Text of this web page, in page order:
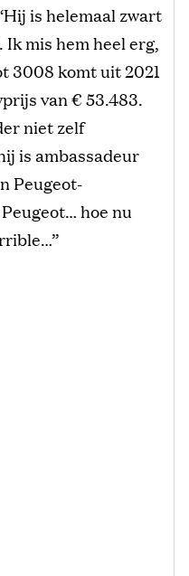
is helemaal zwart
Ik mis hem heel erg,
3008 komt uit 2021
van € 53.483.
niet zelf
is ambassadeur
Peugeot-
hoe nu